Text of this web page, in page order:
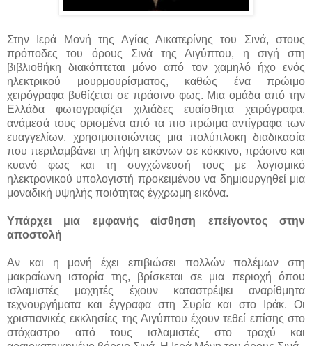
Στην Ιερά Μονή της Αγίας Αικατερίνης του Σινά, στους
πρόποδες του όρους Σινά της Αιγύπτου, η σιγή στη
βιβλιοθήκη διακόπτεται μόνο από τον χαμηλό ήχο ενός
ηλεκτρικού μουρμουρίσματος, καθώς ένα πρώιμο
χειρόγραφα βυθίζεται σε πράσινο φως. Μια ομάδα από την
Ελλάδα φωτογραφίζει χιλιάδες ευαίσθητα χειρόγραφα,
ανάμεσά τους ορισμένα από τα πιο πρώιμα αντίγραφα των
ευαγγελίων, χρησιμοποιώντας μια πολύπλοκη διαδικασία
που περιλαμβάνει τη λήψη εικόνων σε κόκκινο, πράσινο και
κυανό φως και τη συγχώνευσή τους με λογισμικό
ηλεκτρονικού υπολογιστή προκειμένου να δημιουργηθεί μια
μοναδική υψηλής ποιότητας έγχρωμη εικόνα.
Υπάρχει μια εμφανής αίσθηση επείγοντος στην
αποστολή
Αν και η μονή έχει επιβιώσει πολλών πολέμων στη
μακραίωνη ιστορία της, βρίσκεται σε μια περιοχή όπου
ισλαμιστές μαχητές έχουν καταστρέψει αναρίθμητα
τεχνουργήματα και έγγραφα στη Συρία και στο Ιράκ. Οι
χριστιανικές εκκλησίες της Αιγύπτου έχουν τεθεί επίσης στο
στόχαστρο από τους ισλαμιστές στο τραχύ και